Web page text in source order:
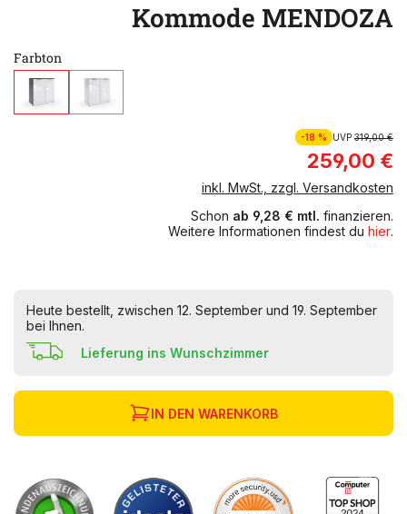
Kommode MENDOZA
Farbton
-18 % UVP319,00 €
259,00 €
inkl. MwSt., zzgl. Versandkosten
Schon ab 9,28 € mtl. finanzieren.
Weitere Informationen findest du hier.
Heute bestellt, zwischen 12. September und 19. September
bei Ihnen.
Lieferung ins Wunschzimmer
IN DEN WARENKORB